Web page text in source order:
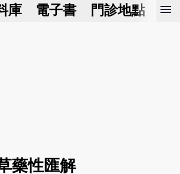
庫 電子書 門診地點 預
menu
藥性匯解